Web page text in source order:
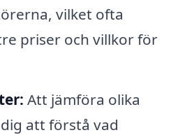
vilket ofta
priser och villkor för
Att jämföra olika
att förstå vad